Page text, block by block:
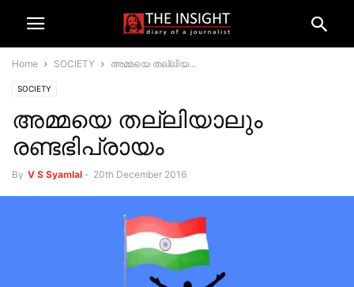
Home SOCIETY അമ്മയെ തല്ലിയ...
SOCIETY
അമ്മയെ തല്ലിയാലും
രണ്ടഭിപ്രായം
By V S Syamlal - 20th December 2016